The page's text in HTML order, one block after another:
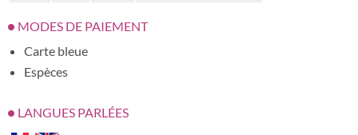
MODES DE PAIEMENT
Carte bleue
Espèces
LANGUES PARLÉES